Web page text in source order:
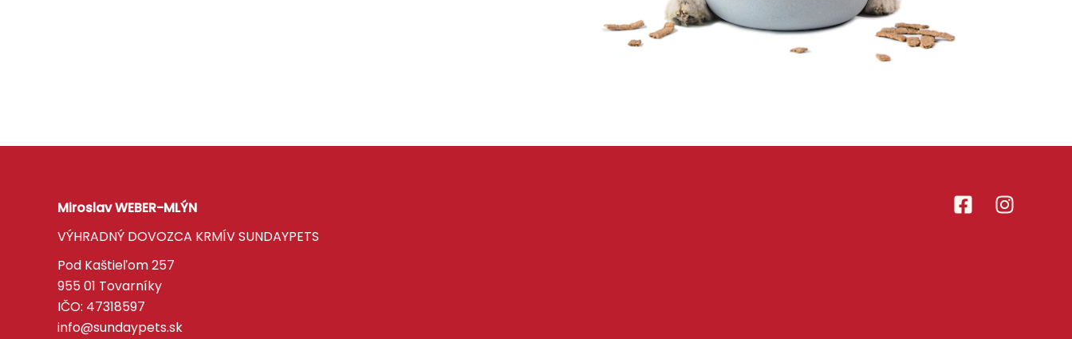
Miroslav WEBER-MLÝN
VÝHRADNÝ DOVOZCA KRMÍV SUNDAYPETS
Pod Kaštieľom 257
955 01 Tovarníky
IČO: 47318597
info@sundaypets.sk